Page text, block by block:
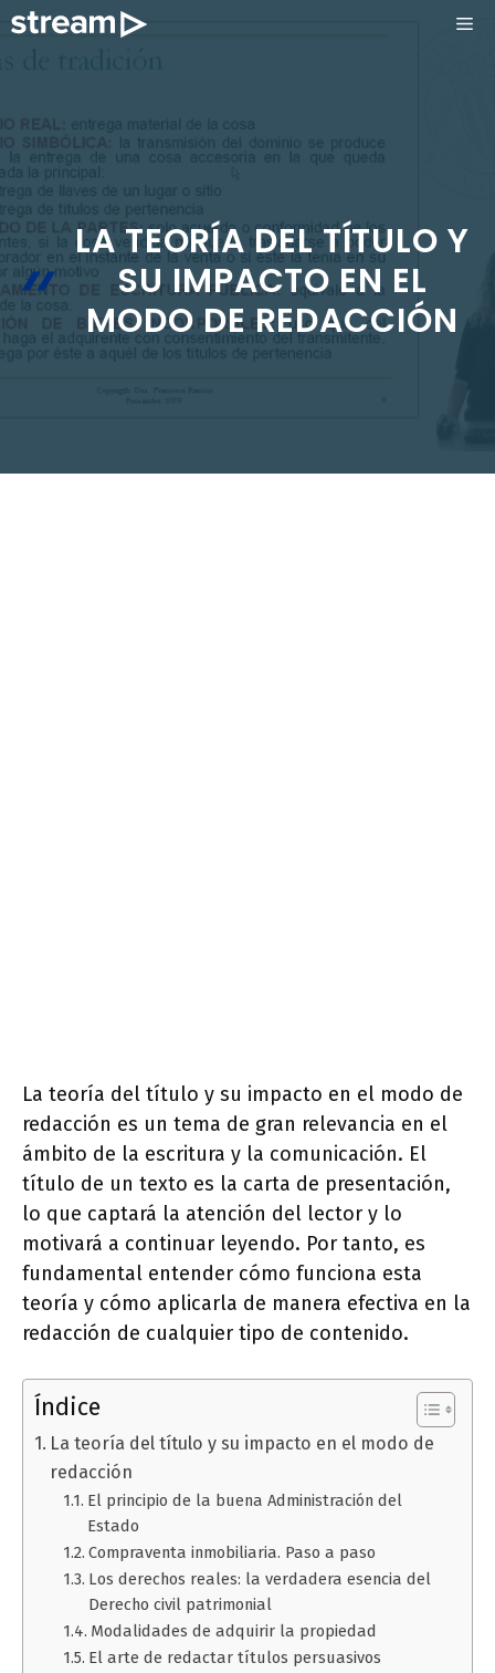
Saltar
LA TEORÍA DEL TÍTULO Y
SU IMPACTO EN EL
MODO DE REDACCIÓN
La teoría del título y su impacto en el modo de
redacción es un tema de gran relevancia en el
ámbito de la escritura y la comunicación. El
título de un texto es la carta de presentación,
lo que captará la atención del lector y lo
motivará a continuar leyendo. Por tanto, es
fundamental entender cómo funciona esta
teoría y cómo aplicarla de manera efectiva en la
redacción de cualquier tipo de contenido.
Índice
La teoría del título y su impacto en el modo de
redacción
El principio de la buena Administración del
Estado
Compraventa inmobiliaria. Paso a paso
Los derechos reales: la verdadera esencia del
Derecho civil patrimonial
Modalidades de adquirir la propiedad
El arte de redactar títulos persuasivos